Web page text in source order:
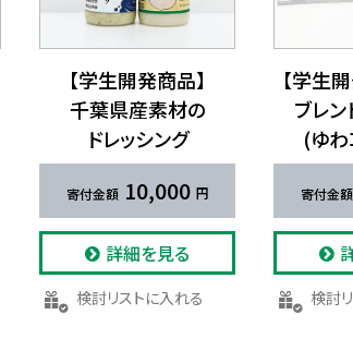
【学生開発商品】
千葉県産素材の​
ドレッシング
10,000
詳細を見る
検討リストに入れる
【学生
ブレン
(ゆわ
検討